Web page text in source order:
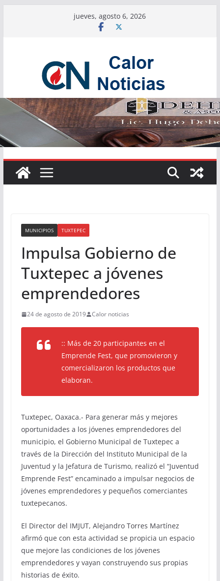
jueves, agosto 6, 2026
MUNICIPIOS TUXTEPEC
Impulsa Gobierno de
Tuxtepec a jóvenes
emprendedores
24 de agosto de 2019 Calor noticias
:: Más de 20 participantes en el
Emprende Fest, que promovieron y
comercializaron los productos que
elaboran.
Tuxtepec, Oaxaca.- Para generar más y mejores
oportunidades a los jóvenes emprendedores del
municipio, el Gobierno Municipal de Tuxtepec a
través de la Dirección del Instituto Municipal de la
Juventud y la Jefatura de Turismo, realizó el “Juventud
Emprende Fest” encaminado a impulsar negocios de
jóvenes emprendedores y pequeños comerciantes
tuxtepecanos.
El Director del IMJUT, Alejandro Torres Martínez
afirmó que con esta actividad se propicia un espacio
que mejore las condiciones de los jóvenes
emprendedores y vayan construyendo sus propias
historias de éxito.